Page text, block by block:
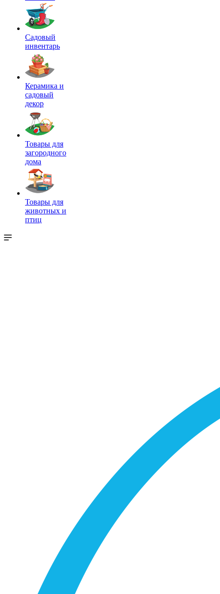
Садовый
инвентарь
Керамика и
садовый
декор
Товары для
загородного
дома
Товары для
животных и
птиц